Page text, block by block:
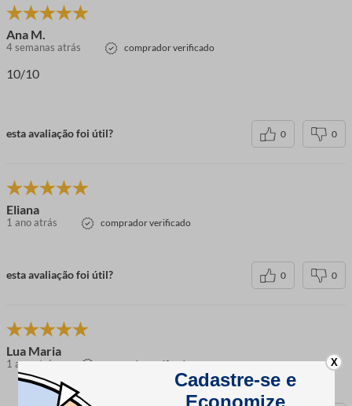
Ana M.
4 semanas atrás comprador verificado
10/10
esta avaliação foi útil? 0 0
Eliana
1 ano atrás comprador verificado
esta avaliação foi útil? 0 0
Lua Maria
1 ano atrás comprador verificado X